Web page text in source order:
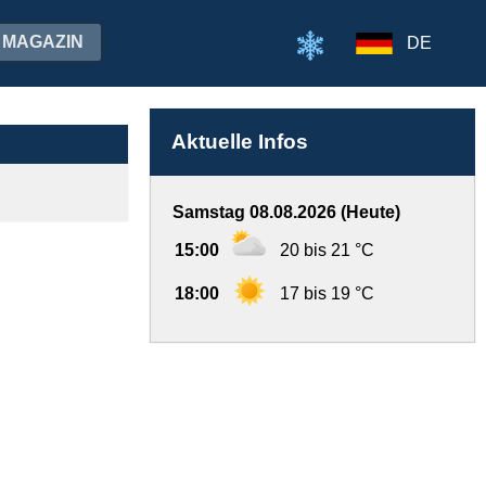
MAGAZIN DE
Aktuelle Infos
Samstag 08.08.2026 (Heute)
15:00 20 bis 21 °C
18:00 17 bis 19 °C